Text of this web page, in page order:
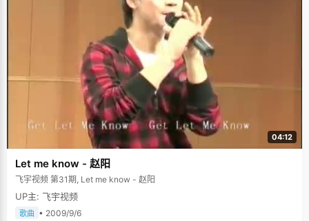
04:12
Let me know - 赵阳
飞宇视频 第31期, Let me know - 赵阳
UP主: 飞宇视频
歌曲 • 2009/9/6